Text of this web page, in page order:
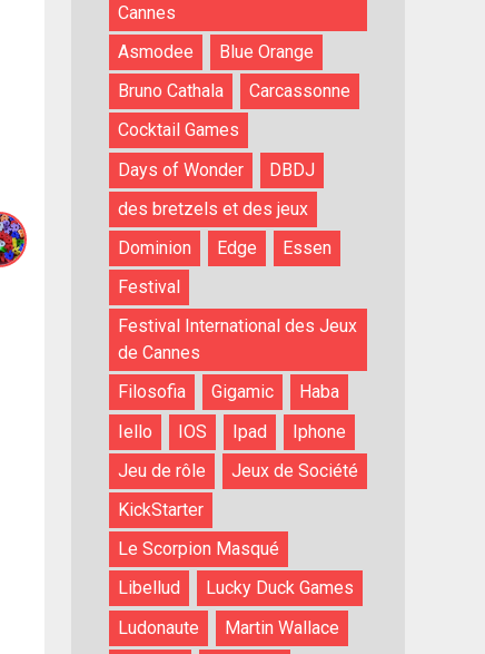
Cannes
Asmodee
Blue Orange
Bruno Cathala
Carcassonne
Cocktail Games
Days of Wonder
DBDJ
des bretzels et des jeux
Dominion
Edge
Essen
Festival
Festival International des Jeux
de Cannes
Filosofia
Gigamic
Haba
Iello
IOS Ipad
Iphone
Jeu de rôle
Jeux de Société
KickStarter
Le Scorpion Masqué
Libellud
Lucky Duck Games
Ludonaute
Martin Wallace